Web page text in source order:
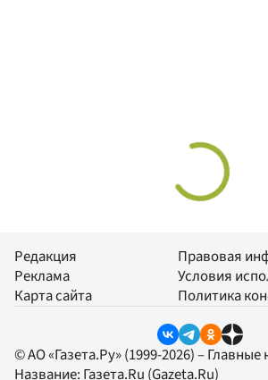
Редакция
Реклама
Карта сайта
Правовая
Условия
Политика
© АО «Газета.Ру» (1999-2026) –
Название: Газета.Ru (Gazeta.Ru)